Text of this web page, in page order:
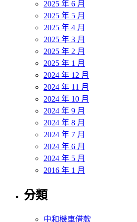
2025 年 6 月
2025 年 5 月
2025 年 4 月
2025 年 3 月
2025 年 2 月
2025 年 1 月
2024 年 12 月
2024 年 11 月
2024 年 10 月
2024 年 9 月
2024 年 8 月
2024 年 7 月
2024 年 6 月
2024 年 5 月
2016 年 1 月
分類
中和機車借款